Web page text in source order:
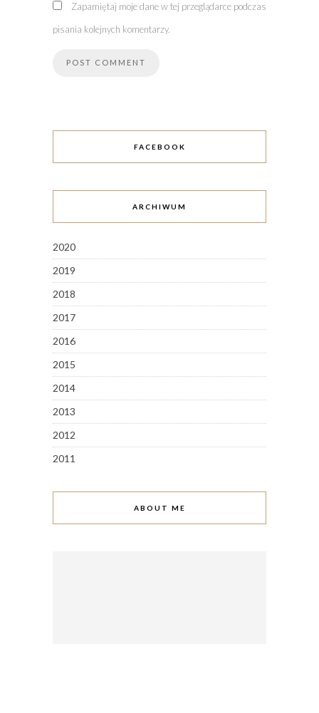
Zapamiętaj moje dane w tej przeglądarce podczas
pisania kolejnych komentarzy.
FACEBOOK
ARCHIWUM
2020
2019
2018
2017
2016
2015
2014
2013
2012
2011
ABOUT ME